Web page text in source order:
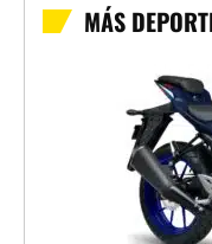
MÁS